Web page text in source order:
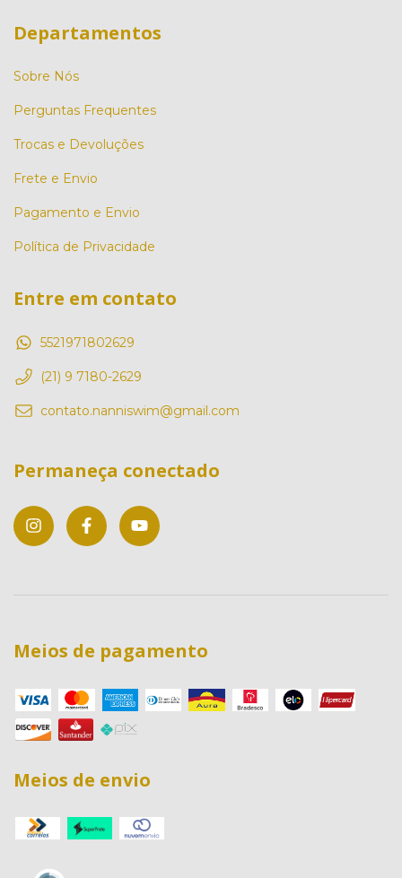
Departamentos
Sobre Nós
Perguntas Frequentes
Trocas e Devoluções
Frete e Envio
Pagamento e Envio
Política de Privacidade
Entre em contato
5521971802629
(21) 9 7180-2629
contato.nanniswim@gmail.com
Permaneça conectado
Meios de pagamento
Meios de envio